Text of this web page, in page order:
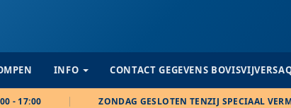
INFO CONTACT GEGEVENS
- 17:00 ZONDAG GESLOTEN TENZIJ SPECIAAL